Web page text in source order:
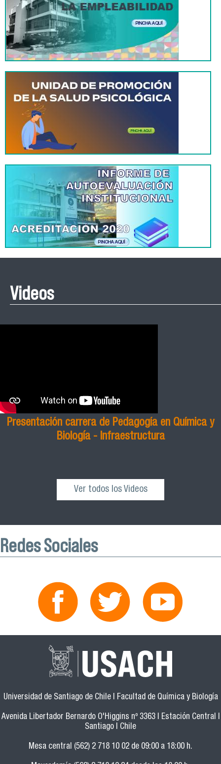
Videos
Presentación carrera de Pedagogía en Química y
Biología - Infraestructura
Ver todos los Videos
Redes Sociales
Universidad de Santiago de Chile | Facultad de Química y Biología
Avenida Libertador Bernardo O'Higgins nº 3363 | Estación Central |
Santiago | Chile
Mesa central (562) 2 718 10 02 de 09:00 a 18:00 h.